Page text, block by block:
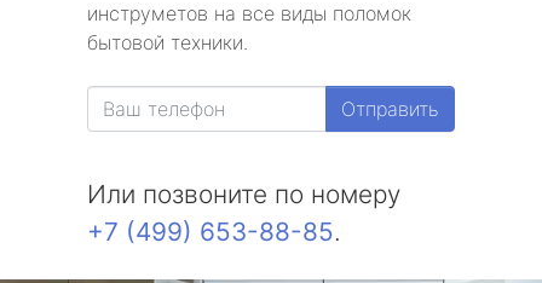
инструметов на все виды поломок
бытовой техники.
Отправить
Или позвоните по номеру
+7 (499) 653-88-85.